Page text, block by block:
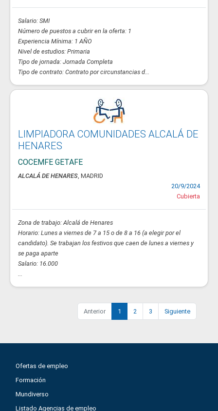
Salario: SMI
Número de puestos a cubrir en la oferta: 1
Experiencia Mínima: 1 AÑO
Nivel de estudios: Primaria
Tipo de jornada: Jornada Completa
Tipo de contrato: Contrato por circunstancias d...
LIMPIADORA COMUNIDADES ALCALÁ DE
HENARES
COCEMFE GETAFE
ALCALÁ DE HENARES , MADRID
20/9/2024
Cubierta
Zona de trabajo: Alcalá de Henares
Horario: Lunes a viernes de 7 a 15 o de 8 a 16 (a elegir por el
candidato). Se trabajan los festivos que caen de lunes a viernes y
se paga aparte
Salario: 16.000
Anterior 1 2 3 Siguiente
Ofertas de empleo
Formación
Mundiverso
Listado Agencias de empleo